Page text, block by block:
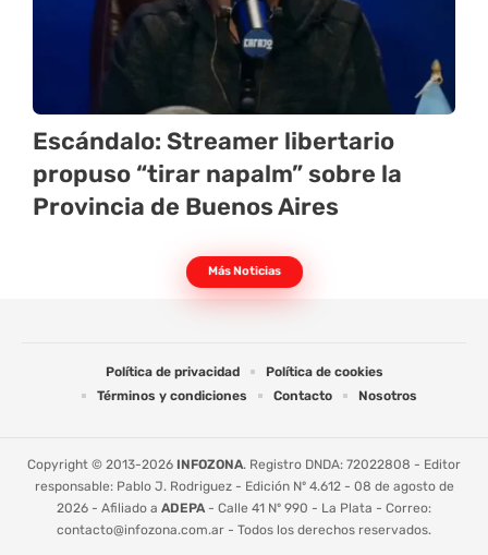
Escándalo: Streamer libertario
propuso “tirar napalm” sobre la
Provincia de Buenos Aires
Más Noticias
Política de privacidad
Política de cookies
Términos y condiciones
Contacto Nosotros
Copyright © 2013-2026 INFOZONA. Registro DNDA: 72022808 - Editor
responsable: Pablo J. Rodriguez - Edición Nº 4.612 - 08 de agosto de
2026 - Afiliado a ADEPA- Calle 41 Nº 990 - La Plata - Correo:
contacto@infozona.com.ar - Todos los derechos reservados.